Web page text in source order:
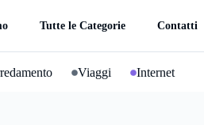
Tutte le Categorie Contatti
Viaggi Internet